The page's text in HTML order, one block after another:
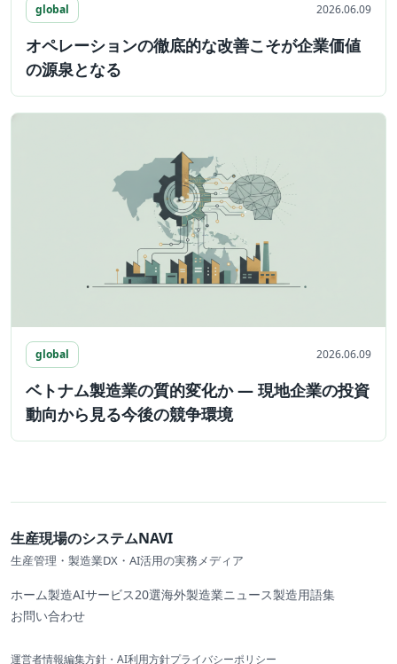
global 2026.06.09
オペレーションの徹底的な改善こそが企業価値
の源泉となる
global 2026.06.09
ベトナム製造業の質的変化か ― 現地企業の投資
動向から見る今後の競争環境
生産現場のシステムNAVI
生産管理・製造業DX・AI活用の実務メディア
ホーム製造AIサービス20選海外製造業ニュース製造用語集
お問い合わせ
運営者情報編集方針・AI利用方針プライバシーポリシー